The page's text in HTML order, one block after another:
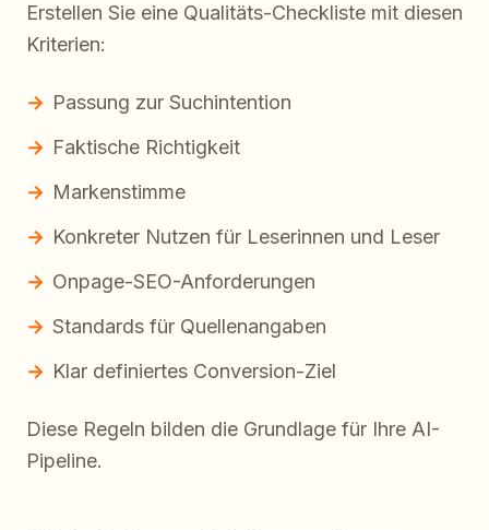
Erstellen Sie eine Qualitäts-Checkliste mit diesen
Kriterien:
Passung zur Suchintention
Faktische Richtigkeit
Markenstimme
Konkreter Nutzen für Leserinnen und Leser
Onpage-SEO-Anforderungen
Standards für Quellenangaben
Klar definiertes Conversion-Ziel
Diese Regeln bilden die Grundlage für Ihre AI-
Pipeline.